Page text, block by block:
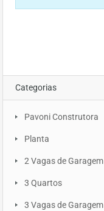
Categorias
Pavoni Construtora
Planta
2 Vagas de Garagem
3 Quartos
3 Vagas de Garagem